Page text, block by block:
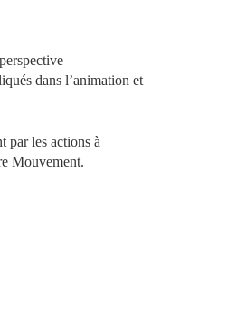
dans l’animation et
par les actions à
Mouvement.